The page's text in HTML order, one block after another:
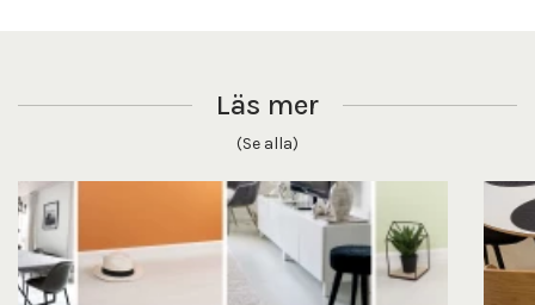
Läs mer
(Se alla)